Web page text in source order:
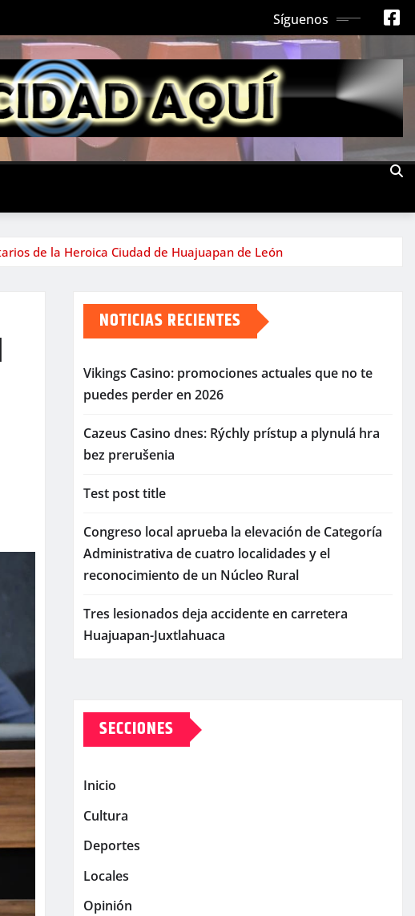
Síguenos
de la Heroica Ciudad de Huajuapan de León
NOTICIAS RECIENTES
Vikings Casino: promociones actuales que no te
puedes perder en 2026
Cazeus Casino dnes: Rýchly prístup a plynulá hra
bez prerušenia
Test post title
Congreso local aprueba la elevación de Categoría
Administrativa de cuatro localidades y el
reconocimiento de un Núcleo Rural
Tres lesionados deja accidente en carretera
Huajuapan-Juxtlahuaca
SECCIONES
Inicio
Cultura
Deportes
Locales
Opinión